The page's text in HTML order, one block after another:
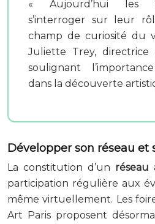
« Aujourd’hui les
s’interroger sur leur
champ de curiosité du
Juliette Trey, directrice
soulignant
dans la découverte
Développer son réseau
La constitution d’un réseau
participation régulière aux
même virtuellement. Les
Art Paris proposent